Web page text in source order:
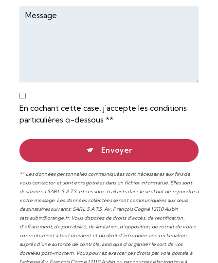
En cochant cette case, j'accepte les conditions
particulières ci-dessous **
Envoyer
** Les données personnelles communiquées sont nécessaires aux fins de
vous contacter et sont enregistrées dans un fichier informatisé. Elles sont
destinées à SARL S.A.T.S. et ses sous-traitants dans le seul but de répondre à
votre message. Les données collectées seront communiquées aux seuls
destinataires suivants: SARL S.A.T.S. Av. François Cogné 12110 Aubin
sats.aubin@orange.fr. Vous disposez de droits d’accès, de rectification,
d’effacement, de portabilité, de limitation, d’opposition, de retrait de votre
consentement à tout moment et du droit d’introduire une réclamation
auprès d’une autorité de contrôle, ainsi que d’organiser le sort de vos
données post-mortem. Vous pouvez exercer ces droits par voie postale à
l'adresse Av. François Cogné 12110 Aubin ou par courrier électronique à